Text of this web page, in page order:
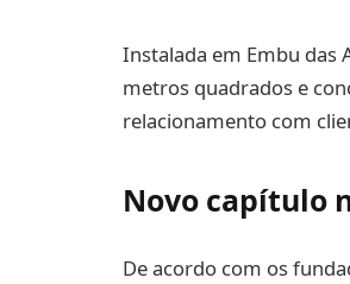
Instalada em Embu das
metros quadrados e
relacionamento com
Novo capítulo
De acordo com os